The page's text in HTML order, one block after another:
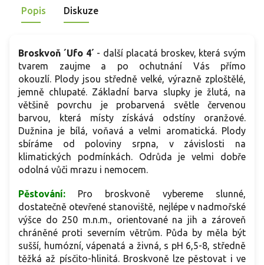
Popis Diskuze
Broskvoň ´Ufo 4´ - další placatá broskev, která svým
tvarem zaujme a po ochutnání Vás přímo
okouzlí. Plody jsou středně velké, výrazně zploštělé,
jemně chlupaté. Základní barva slupky je žlutá, na
většině povrchu je probarvená světle červenou
barvou, která místy získává odstíny oranžové.
Dužnina je bílá, voňavá a velmi aromatická. Plody
sbíráme od poloviny srpna, v závislosti na
klimatických podmínkách. Odrůda je velmi dobře
odolná vůči mrazu i nemocem.
Pěstování: Pro broskvoně vybereme slunné,
dostatečně otevřené stanoviště, nejlépe v nadmořské
výšce do 250 m.n.m., orientované na jih a zároveň
chráněné proti severním větrům. Půda by měla být
sušší, humózní, vápenatá a živná, s pH 6,5-8, středně
těžká až písčito-hlinitá. Broskvoně lze pěstovat i ve